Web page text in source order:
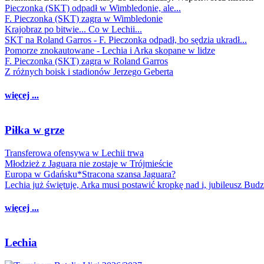
Pieczonka (SKT) odpadł w Wimbledonie, ale...
F. Pieczonka (SKT) zagra w Wimbledonie
Krajobraz po bitwie... Co w Lechii...
SKT na Roland Garros - F. Pieczonka odpadł, bo sędzia ukradł...
Pomorze znokautowane - Lechia i Arka skopane w lidze
F. Pieczonka (SKT) zagra w Roland Garros
Z różnych boisk i stadionów Jerzego Geberta
więcej ...
Piłka w grze
Transferowa ofensywa w Lechii trwa
Młodzież z Jaguara nie zostaje w Trójmieście
Europa w Gdańsku*Stracona szansa Jaguara?
Lechia już świętuje, Arka musi postawić kropkę nad i, jubileusz
więcej ...
Lechia